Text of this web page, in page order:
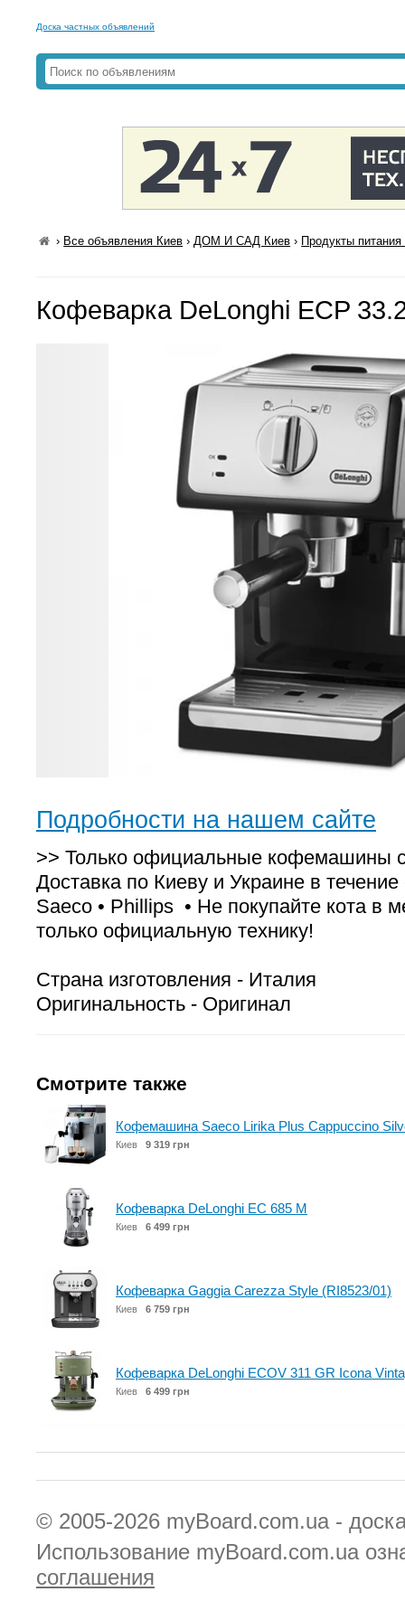
Доска частных объявлений
› Все объявления Киев ›ДОМ И САД Киев › Продукты
Кофеварка DeLonghi ECP
Подробности на нашем сайте
>> Только официальные кофемашины с
Доставка по Киеву и Украине в течение
Saeco • Phillips • Не покупайте кота в
только официальную технику!
Страна изготовления - Италия
Оригинальность - Оригинал
Смотрите также
Кофемашина Saeco Lirika Plus Cappuccino
Киев 9 319 грн
Кофеварка DeLonghi EC 685 M
Киев 6 499 грн
Кофеварка Gaggia Carezza Style (RI8523/01)
Киев 6 759 грн
Кофеварка DeLonghi ECOV 311 GR Icona
Киев 6 499 грн
© 2005-2026 myBoard.com.ua -
Использование myBoard.com.ua
соглашения